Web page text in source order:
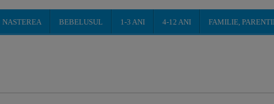
NASTEREA BEBELUSUL 1-3 ANI 4-12 ANI FAMILIE,